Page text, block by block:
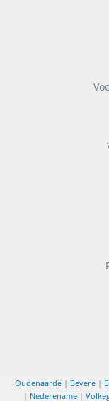
Oudenaarde | Bevere |
| Nederename|